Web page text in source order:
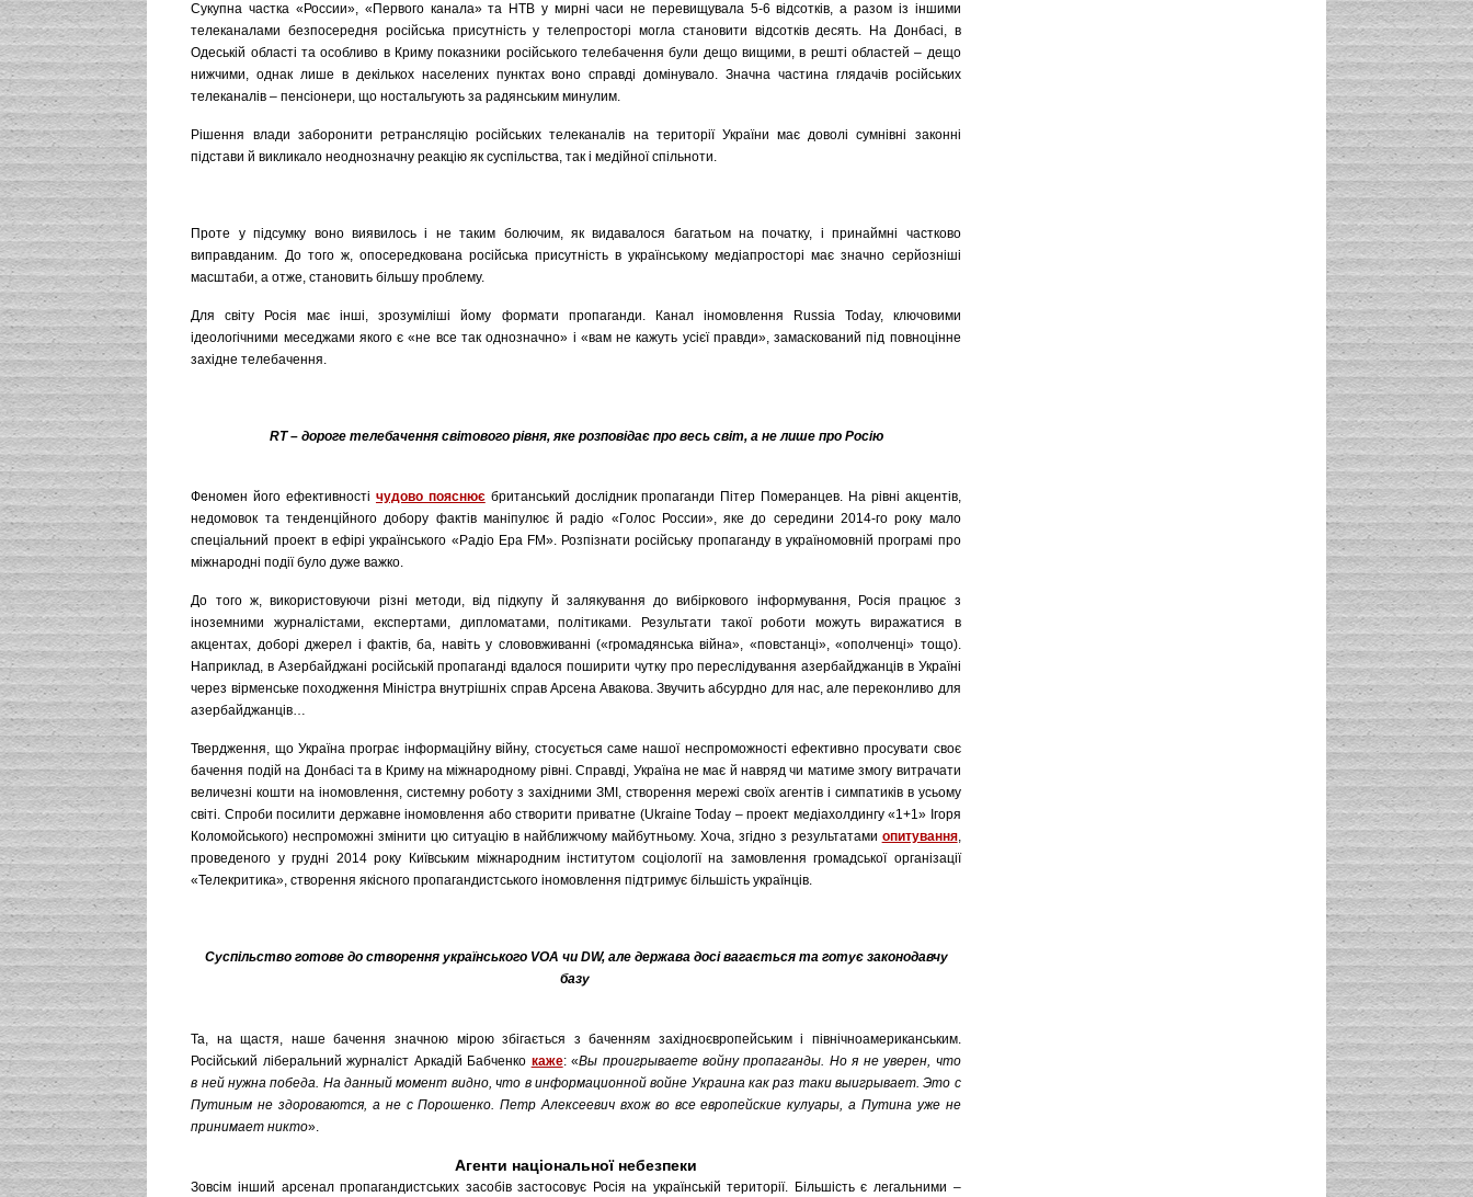
Сукупна частка «России», «Первого канала» та НТВ у мирні часи не перевищувала 5-6 відсотків, а разом із іншими
телеканалами безпосередня російська присутність у телепросторі могла становити відсотків десять. На Донбасі, в
Одеській області та особливо в Криму показники російського телебачення були дещо вищими, в решті областей – дещо
нижчими, однак лише в декількох населених пунктах воно справді домінувало. Значна частина глядачів російських
телеканалів – пенсіонери, що ностальгують за радянським минулим.
Рішення влади заборонити ретрансляцію російських телеканалів на території України має доволі сумнівні законні
підстави й викликало неоднозначну реакцію як суспільства, так і медійної спільноти.
Проте у підсумку воно виявилось і не таким болючим, як видавалося багатьом на початку, і принаймні частково
виправданим. До того ж, опосередкована російська присутність в українському медіапросторі має значно серйозніші
масштаби, а отже, становить більшу проблему.
Для світу Росія має інші, зрозуміліші йому формати пропаганди. Канал іномовлення Russia Today, ключовими
ідеологічними меседжами якого є «не все так однозначно» і «вам не кажуть усієї правди», замаскований під повноцінне
західне телебачення.
RT – дороге телебачення світового рівня, яке розповідає про весь світ, а не лише про Росію
Феномен його ефективності чудово пояснюєбританський дослідник пропаганди Пітер Померанцев. На рівні акцентів,
недомовок та тенденційного добору фактів маніпулює й радіо «Голос России», яке до середини 2014-го року мало
спеціальний проект в ефірі українського «Радіо Ера FM». Розпізнати російську пропаганду в україномовній програмі про
міжнародні події було дуже важко.
До того ж, використовуючи різні методи, від підкупу й залякування до вибіркового інформування, Росія працює з
іноземними журналістами, експертами, дипломатами, політиками. Результати такої роботи можуть виражатися в
акцентах, доборі джерел і фактів, ба, навіть у слововживанні («громадянська війна», «повстанці», «ополченці» тощо).
Наприклад, в Азербайджані російській пропаганді вдалося поширити чутку про переслідування азербайджанців в Україні
через вірменське походження Міністра внутрішніх справ Арсена Авакова. Звучить абсурдно для нас, але переконливо для
азербайджанців…
Твердження, що Україна програє інформаційну війну, стосується саме нашої неспроможності ефективно просувати своє
бачення подій на Донбасі та в Криму на міжнародному рівні. Справді, Україна не має й навряд чи матиме змогу витрачати
величезні кошти на іномовлення, системну роботу з західними ЗМІ, створення мережі своїх агентів і симпатиків в усьому
світі. Спроби посилити державне іномовлення або створити приватне (Ukraine Today – проект медіахолдингу «1+1» Ігоря
Коломойського) неспроможні змінити цю ситуацію в найближчому майбутньому. Хоча, згідно з результатами опитування,
проведеного у грудні 2014 року Київським міжнародним інститутом соціології на замовлення громадської організації
«Телекритика», створення якісного пропагандистського іномовлення підтримує більшість українців.
Суспільство готове до створення українського VOA чи DW, але держава досі вагається та готує законодавчу
базу
Та, на щастя, наше бачення значною мірою збігається з баченням західноєвропейським і північноамериканським.
Російський ліберальний журналіст Аркадій Бабченко каже: «Вы проигрываете войну пропаганды. Но я не уверен, что
в ней нужна победа. На данный момент видно, что в информационной войне Украина как раз таки выигрывает. Это с
Путиным не здороваются, а не с Порошенко. Петр Алексеевич вхож во все европейские кулуары, а Путина уже не
принимает никто».
Агенти національної небезпеки
Зовсім інший арсенал пропагандистських засобів застосовує Росія на українській території. Більшість є легальними –